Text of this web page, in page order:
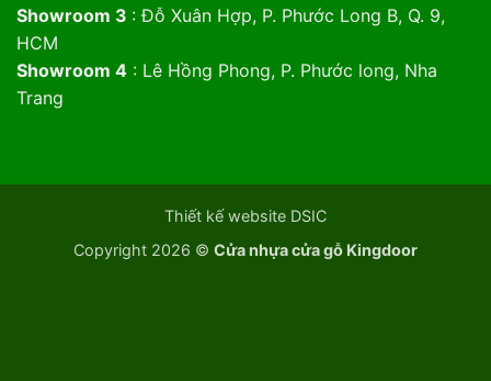
Showroom 3 : Đỗ Xuân Hợp, P. Phước Long B, Q. 9,
HCM
Showroom 4: Lê Hồng Phong, P. Phước long, Nha
Trang
Thiết kế website DSIC
Copyright 2026 © Cửa nhựa cửa gỗ Kingdoor